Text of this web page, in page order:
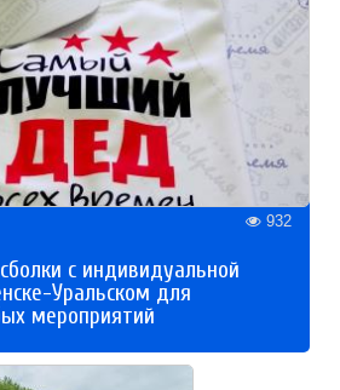
932
с индивидуальной
Уральском для
мероприятий